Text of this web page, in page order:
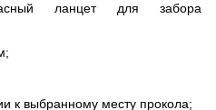
ланцет для забора
к выбранному месту прокола;